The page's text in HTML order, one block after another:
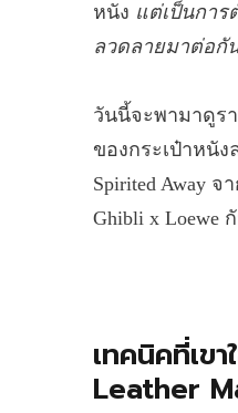
หนัง แต่เป็นการ
ลวดลายมาต่อกั
วันนี้จะพามาดูร
ของกระเป๋าหนัง
Spirited Away จ
Ghibli x Loewe
เทคนิคที่เขา
Leather